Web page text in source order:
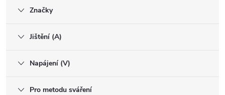
Značky
Jištění (A)
Napájení (V)
Pro metodu sváření